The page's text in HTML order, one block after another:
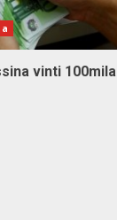
vinti 100mila